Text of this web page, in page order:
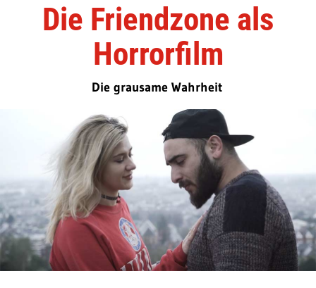
Die Friendzone als
Horrorfilm
Die grausame Wahrheit